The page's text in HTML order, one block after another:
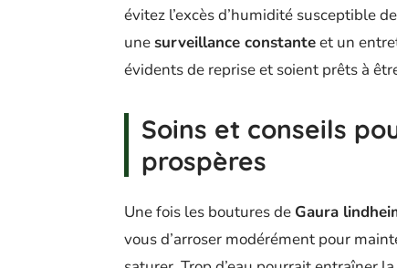
évitez l’excès d’humidité susceptible
unesurveillance constanteet un
évidents de reprise et soient prêts à
Soins et conseils
prospères
Une fois les boutures de Gaura
vous d’arroser modérément pour